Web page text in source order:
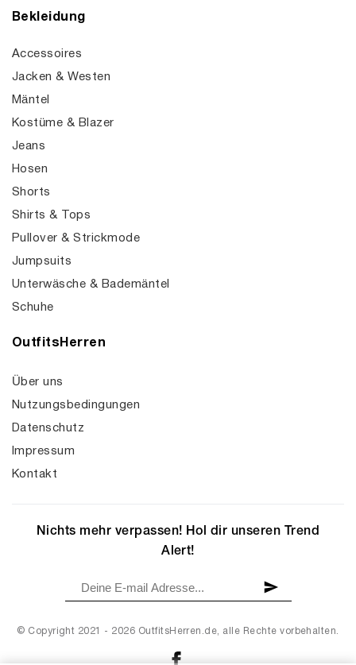
Bekleidung
Accessoires
Jacken & Westen
Mäntel
Kostüme & Blazer
Jeans
Hosen
Shorts
Shirts & Tops
Pullover & Strickmode
Jumpsuits
Unterwäsche & Bademäntel
Schuhe
OutfitsHerren
Über uns
Nutzungsbedingungen
Datenschutz
Impressum
Kontakt
© Copyright 2021 - 2026 OutfitsHerren.de, alle Rechte vorbehalten.
Nichts mehr verpassen! Hol dir unseren Trend
Alert!